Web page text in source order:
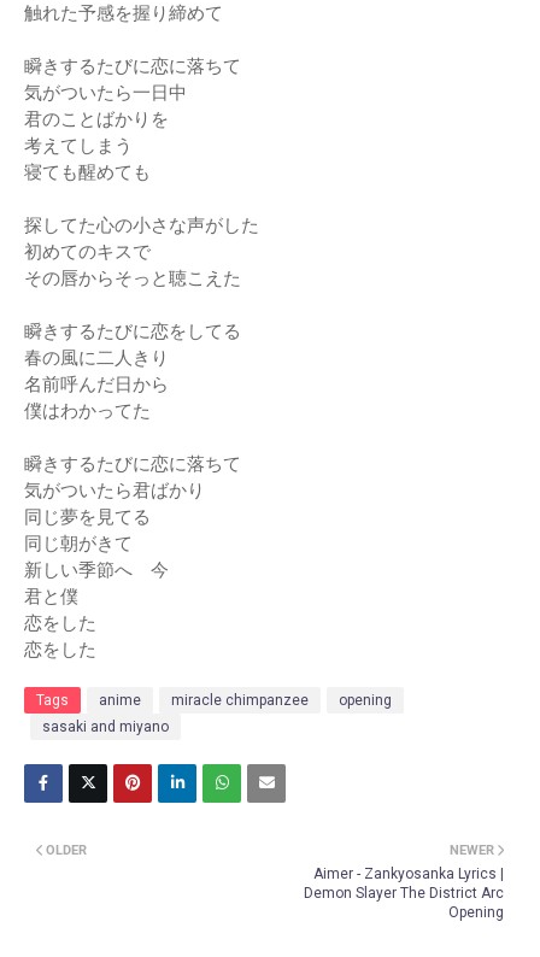
触れた予感を握り締めて
瞬きするたびに恋に落ちて
気がついたら一日中
君のことばかりを
考えてしまう
寝ても醒めても
探してた心の小さな声がした
初めてのキスで
その唇からそっと聴こえた
瞬きするたびに恋をしてる
春の風に二人きり
名前呼んだ日から
僕はわかってた
瞬きするたびに恋に落ちて
気がついたら君ばかり
同じ夢を見てる
同じ朝がきて
新しい季節へ 今
君と僕
恋をした
恋をした
Tags anime miracle chimpanzee
opening
sasaki and miyano
NEWER
Aimer - Zankyosanka Lyrics |
Demon Slayer The District Arc
Opening
OLDER